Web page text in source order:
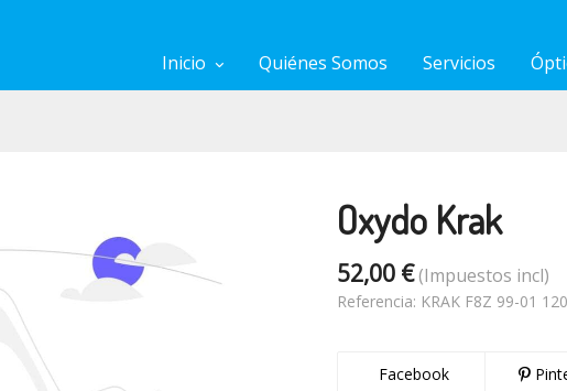
Inicio Quiénes Somos Servicios
Oxydo Krak
52,00 €(Impuestos incl)
Referencia: KRAK F8Z 99-01 120
Facebook